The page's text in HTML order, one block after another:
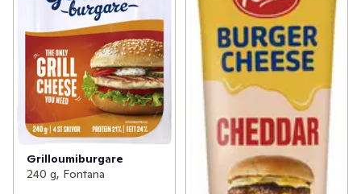
Grilloumiburgare
240 g, Fontana